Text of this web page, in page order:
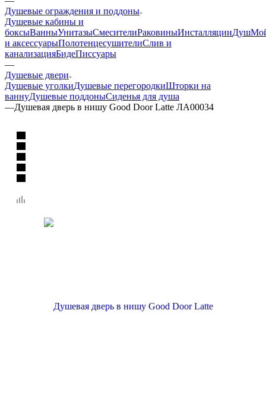
Душевые ограждения и поддоны
Душевые кабины и
боксыВанныУнитазыСмесителиРаковиныИнсталляцииДуш
и аксессуарыПолотенцесушителиСлив и
канализацияБидеПиссуары
—
Душевые двери
Душевые уголкиДушевые перегородкиШторки на
ваннуДушевые поддоныСиденья для душа
—Душевая дверь в нишу Good Door Latte ЛА00034